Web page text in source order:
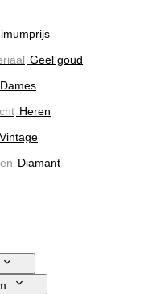
Geel goud
Dames
Heren
Vintage
Diamant